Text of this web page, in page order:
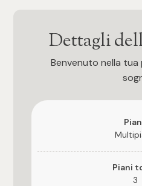
Dettagli
Benvenuto nella tua
Piani
3